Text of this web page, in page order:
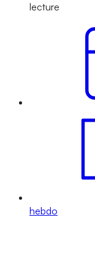
lecture
hebdo